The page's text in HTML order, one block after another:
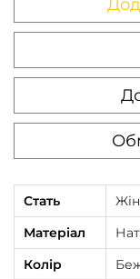
т
Стать
Матеріал
Колір